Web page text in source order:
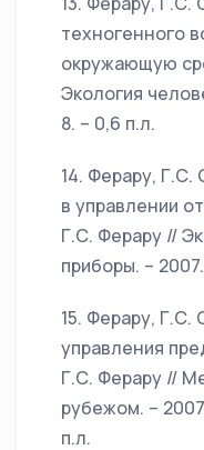
техногенного
окружающую
Экология
8. – 0,6 п.л.
14. Ферару, Г.С.
в управлении
Г.С. Ферару //
приборы. –
15. Ферару,
управления
Г.С. Ферару //
рубежом. –
п.л.